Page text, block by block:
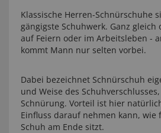
Klassische Herren-Schnürschuhe
gängigste Schuhwerk. Ganz gleich
auf Feiern oder im Arbeitsleben -
kommt Mann nur selten vorbei.
Dabei bezeichnet Schnürschuh
und Weise des
Schnürung. Vorteil ist hier
Einfluss darauf nehmen kann, wie
Schuh am Ende sitzt.